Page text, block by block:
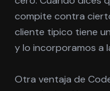
compite contra
cliente tipico tiene
y lo incorporamos a
Otra ventaja de